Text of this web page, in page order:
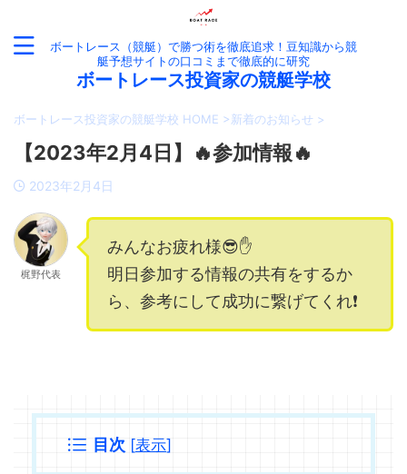
ボートレース（競艇）で勝つ術を徹底追求！豆知識から競
艇予想サイトの口コミまで徹底的に研究
ボートレース投資家の競艇学校
ボートレース投資家の競艇学校 HOME >新着のお知らせ >
【2023年2月4日】🔥参加情報🔥
2023年2月4日
梶野代表
みんなお疲れ様😎✋
明日参加する情報の共有をするか
ら、参考にして成功に繋げてくれ❗️
目次 [表示]